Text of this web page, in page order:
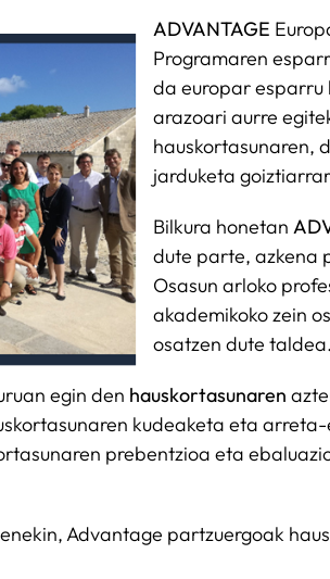
ADVANTAGE
Programaren
da europar esparru
arazoari aurre
hauskortasunaren,
jarduketa
Bilkura honetan
dute parte, azkena
Osasun arloko
akademikoko zein
osatzen dute taldea.
egin den hauskortasunaren
kudeaketa eta
prebentzioa eta
Advantage partzuergoak